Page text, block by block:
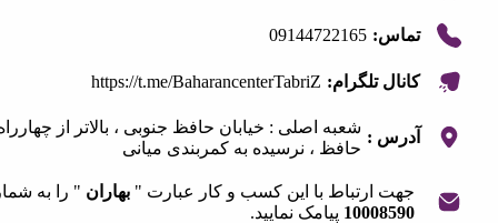
تماس: 09144722165
کانال تلگرام: https://t.me/BaharancenterTabriZ
آدرس :
شعبه اصلی : خیابان حافظ جنوبی ، بالاتر از چهارراه
حافظ ، نرسیده به کمربندی میانی
جهت ارتباط با این کسب و کار عبارت "بهاران " را به شماره
10008590
پیامک نمایید.